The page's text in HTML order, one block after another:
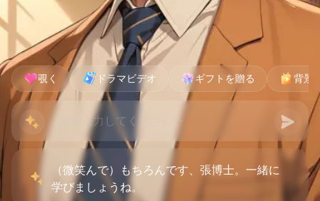
覗く ドラマビデオ ギフトを贈る 背景
（微笑んで）もちろんです、張博士。一緒に
学びましょうね。